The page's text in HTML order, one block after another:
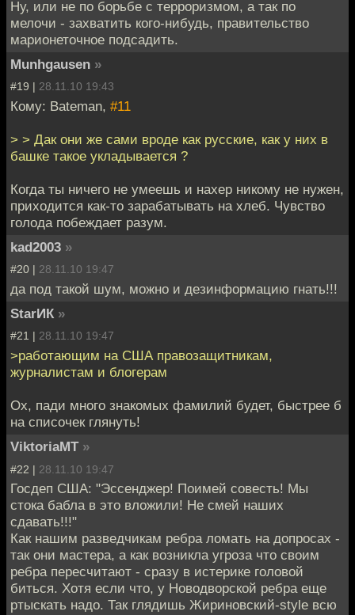
Ну, или не по борьбе с терроризмом, а так по
мелочи - захватить кого-нибудь, правительство
марионеточное подсадить.
Munhgausen »
#19 | 28.11.10 19:43
Кому: Bateman, #11
> > Дак они же сами вроде как русские, как у них в
башке такое укладывается ?
Когда ты ничего не умеешь и нахер никому не нужен,
приходится как-то зарабатывать на хлеб. Чувство
голода побеждает разум.
kad2003 »
#20 | 28.11.10 19:47
да под такой шум, можно и дезинформацию гнать!!!
StarИК »
#21 | 28.11.10 19:47
>работающим на США правозащитникам,
журналистам и блогерам
Ох, пади много знакомых фамилий будет, быстрее б
на списочек глянуть!
ViktoriaMT »
#22 | 28.11.10 19:47
Госдеп США: "Эссенджер! Поимей совесть! Мы
стока бабла в это вложили! Не смей наших
сдавать!!!"
Как нашим разведчикам ребра ломать на допросах -
так они мастера, а как возникла угроза что своим
ребра пересчитают - сразу в истерике головой
биться. Хотя если что, у Новодворской ребра еще
ртыскать надо. Так глядишь Жириновский-style всю